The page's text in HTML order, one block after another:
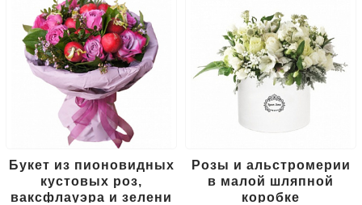
Букет из пионовидных
кустовых роз,
ваксфлауэра и зелени
Розы и альстромерии
в малой шляпной
коробке